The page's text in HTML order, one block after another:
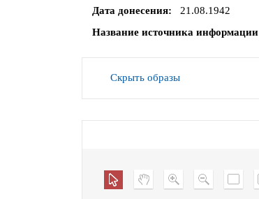
Дата донесения
21.08.1942
Название источника информации
Скрыть образы